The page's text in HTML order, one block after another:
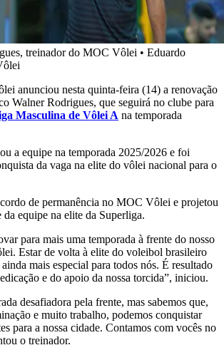
treinador do MOC Vôlei • Eduardo
anunciou nesta quinta-feira (14) a renovação
Walner Rodrigues, que seguirá no clube para
Masculina de Vôlei A na temporada
a equipe na temporada 2025/2026 e foi
da vaga na elite do vôlei nacional para o
de permanência no MOC Vôlei e projetou
da equipe na elite da Superliga.
para mais uma temporada à frente do nosso
Estar de volta à elite do voleibol brasileiro
mais especial para todos nós. É resultado
e do apoio da nossa torcida”, iniciou.
desafiadora pela frente, mas sabemos que,
e muito trabalho, podemos conquistar
para a nossa cidade. Contamos com vocês no
o treinador.